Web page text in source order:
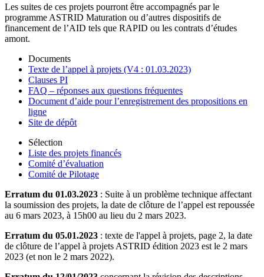
Les suites de ces projets pourront être accompagnés par le
programme ASTRID Maturation ou d’autres dispositifs de
financement de l’AID tels que RAPID ou les contrats d’études
amont.
Documents
Texte de l’appel à projets (V4 : 01.03.2023)
Clauses PI
FAQ – réponses aux questions fréquentes
Document d’aide pour l’enregistrement des propositions en
ligne
Site de dépôt
Sélection
Liste des projets financés
Comité d’évaluation
Comité de Pilotage
Erratum du 01.03.2023 : Suite à un problème technique affectant
la soumission des projets, la date de clôture de l’appel est repoussée
au 6 mars 2023, à 15h00 au lieu du 2 mars 2023.
Erratum du 05.01.2023 : texte de l'appel à projets, page 2, la date
de clôture de l’appel à projets ASTRID édition 2023 est le 2 mars
2023 (et non le 2 mars 2022).